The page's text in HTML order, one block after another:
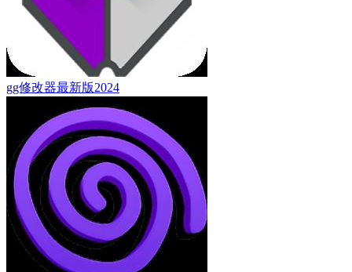
gg修改器最新版2024